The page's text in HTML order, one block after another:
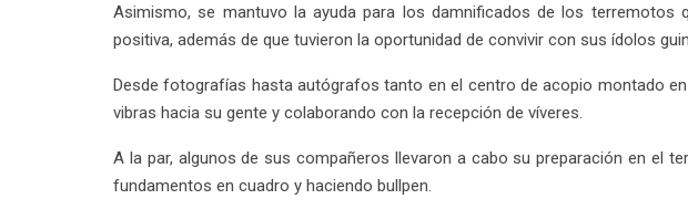
Asimismo, se mantuvo la ayuda para los damnificados de los
positiva, además de que tuvieron la oportunidad de convivir con sus ídolos
Desde fotografías hasta autógrafos tanto en el centro de acopio montado
vibras hacia su gente y colaborando con la recepción de víveres.
A la par, algunos de sus compañeros llevaron a cabo su preparación en el
fundamentos en cuadro y haciendo bullpen.